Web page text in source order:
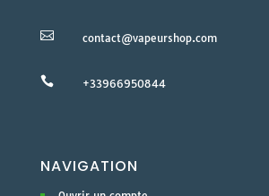
 contact@vapeurshop.com
 +33966950844
NAVIGATION